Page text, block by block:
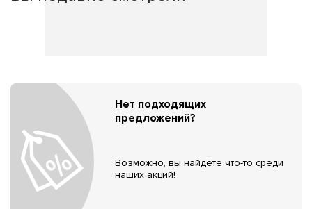
Нет подходящих
предложений?
Возможно, вы найдёте что-то среди
наших акций!